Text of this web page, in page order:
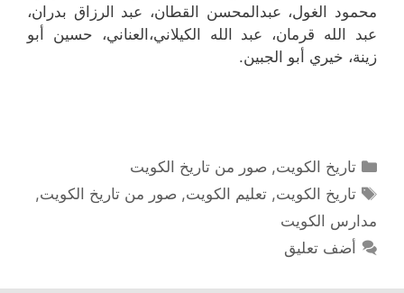
محمود الغول، عبدالمحسن القطان، عبد الرزاق بدران،
عبد الله قرمان، عبد الله الكيلاني،العناني، حسين أبو
زينة، خيري أبو الجبين.
التصنيفات
تاريخ الكويت, صور من تاريخ الكويت
الوسوم
تاريخ الكويت,تعليم الكويت, صور من تاريخ الكويت,
مدارس الكويت
أضف تعليق